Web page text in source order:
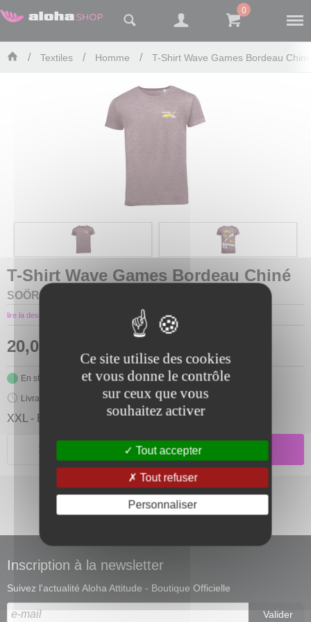
0
Textiles Homme T-Shirt Wave Games Bordeau Chiné
T-Shirt Wave Games Bordeau Chiné
SOÖRUZ
lire la description détaillée
20,00
En stock
Livraison 3/4 jours
XXL - Bordeau Chiné
AJOUTER AU PANIER
Description détaillée
Inscription à la newsletter
Suivez l'actualité Aloha Attitude - Boutique Officielle
Valider
Panneau de gestion des cookies
Ce site utilise des cookies
et vous donne le contrôle
sur ceux que vous
souhaitez activer
Tout accepter
Tout refuser
Personnaliser